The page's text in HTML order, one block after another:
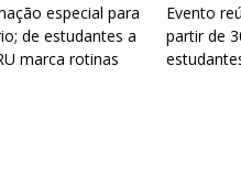
especial para
de estudantes a
marca rotinas
Evento
partir de